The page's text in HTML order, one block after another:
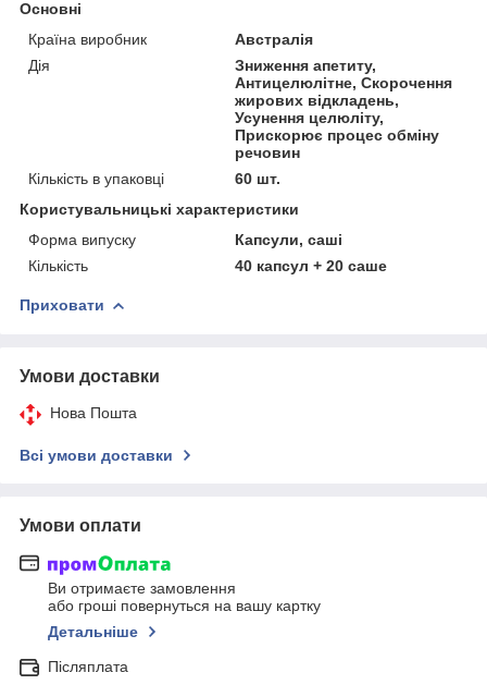
Основні
Країна виробник
Австралія
Дія
Зниження апетиту,
Антицелюлітне, Скорочення
жирових відкладень,
Усунення целюліту,
Прискорює процес обміну
речовин
Кількість в упаковці
60 шт.
Користувальницькі характеристики
Форма випуску
Капсули, саші
Кількість
40 капсул + 20 саше
Приховати
Умови доставки
Нова Пошта
Всі умови доставки
Умови оплати
Ви отримаєте замовлення
або гроші повернуться на вашу картку
Детальніше
Післяплата